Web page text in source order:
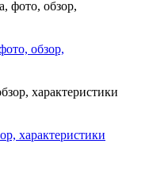
обзор,
характеристики